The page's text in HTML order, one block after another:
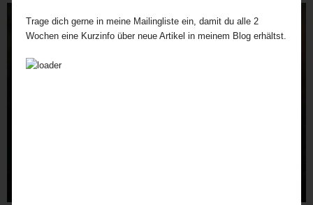
Trage dich gerne in meine Mailingliste ein, damit du alle 2
Wochen eine Kurzinfo über neue Artikel in meinem Blog erhältst.